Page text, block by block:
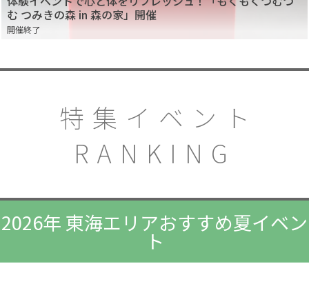
む つみきの森 in 森の家」開催
開催終了
特集イベント
RANKING
2026年 東海エリアおすすめ夏イベン
ト